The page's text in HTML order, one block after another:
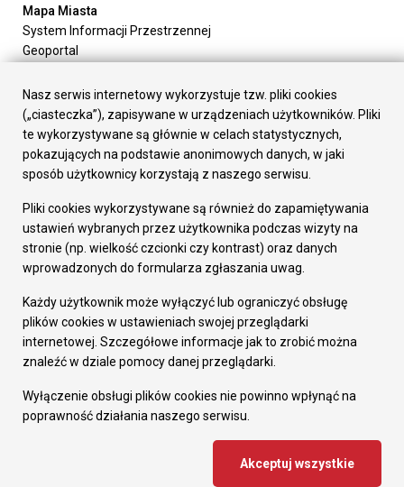
Mapa Miasta
System Informacji Przestrzennej
Geoportal
Załatw sprawę
Prezydent Miasta
Rada Miasta
Wydziały
Elektroniczna Skrzynka Podawcza
Gospodarka
Fundusze europejskie
Środki krajowe
Oferty inwestycyjne
Pozostałe
Deklaracja dostępności
Dane osobowe
Dodaj opinię o witrynie
Nasz serwis internetowy wykorzystuje tzw. pliki cookies
(„ciasteczka”), zapisywane w urządzeniach użytkowników. Pliki
te wykorzystywane są głównie w celach statystycznych,
pokazujących na podstawie anonimowych danych, w jaki
sposób użytkownicy korzystają z naszego serwisu.
Pliki cookies wykorzystywane są również do zapamiętywania
ustawień wybranych przez użytkownika podczas wizyty na
stronie (np. wielkość czcionki czy kontrast) oraz danych
wprowadzonych do formularza zgłaszania uwag.
Każdy użytkownik może wyłączyć lub ograniczyć obsługę
plików cookies w ustawieniach swojej przeglądarki
internetowej. Szczegółowe informacje jak to zrobić można
znaleźć w dziale pomocy danej przeglądarki.
Wyłączenie obsługi plików cookies nie powinno wpłynąć na
poprawność działania naszego serwisu.
Akceptuj wszystkie